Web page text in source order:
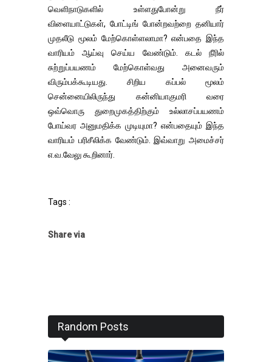
வெளிநாடுகளில் உள்ளதுபோன்று நீர்
விளையாட்டுகள், போட்டிங் போன்றவற்றை தனியார்
முதலீடு மூலம் மேற்கொள்ளலாமா? என்பதை இந்த
வாரியம் ஆய்வு செய்ய வேண்டும். கடல் நீரில்
சுற்றுப்பயணம் மேற்கொள்வது அனைவரும்
விரும்பக்கூடியது. சிறிய கப்பல் மூலம்
சென்னையிலிருந்து கன்னியாகுமரி வரை
ஒவ்வொரு துறைமுகத்திற்கும் உல்லாசப்பயணம்
போய்வர அனுமதிக்க முடியுமா? என்பதையும் இந்த
வாரியம் பரிசீலிக்க வேண்டும். இவ்வாறு அமைச்சர்
எ.வ.வேலு கூறினார்.
Tags :
Share via
Random Posts